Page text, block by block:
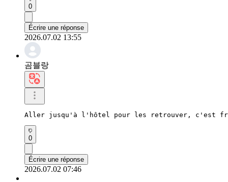
0
Écrire une réponse
2026.07.02 13:55
곰블랑
Aller jusqu'à l'hôtel pour les retrouver, c'est
0
Écrire une réponse
2026.07.02 07:46